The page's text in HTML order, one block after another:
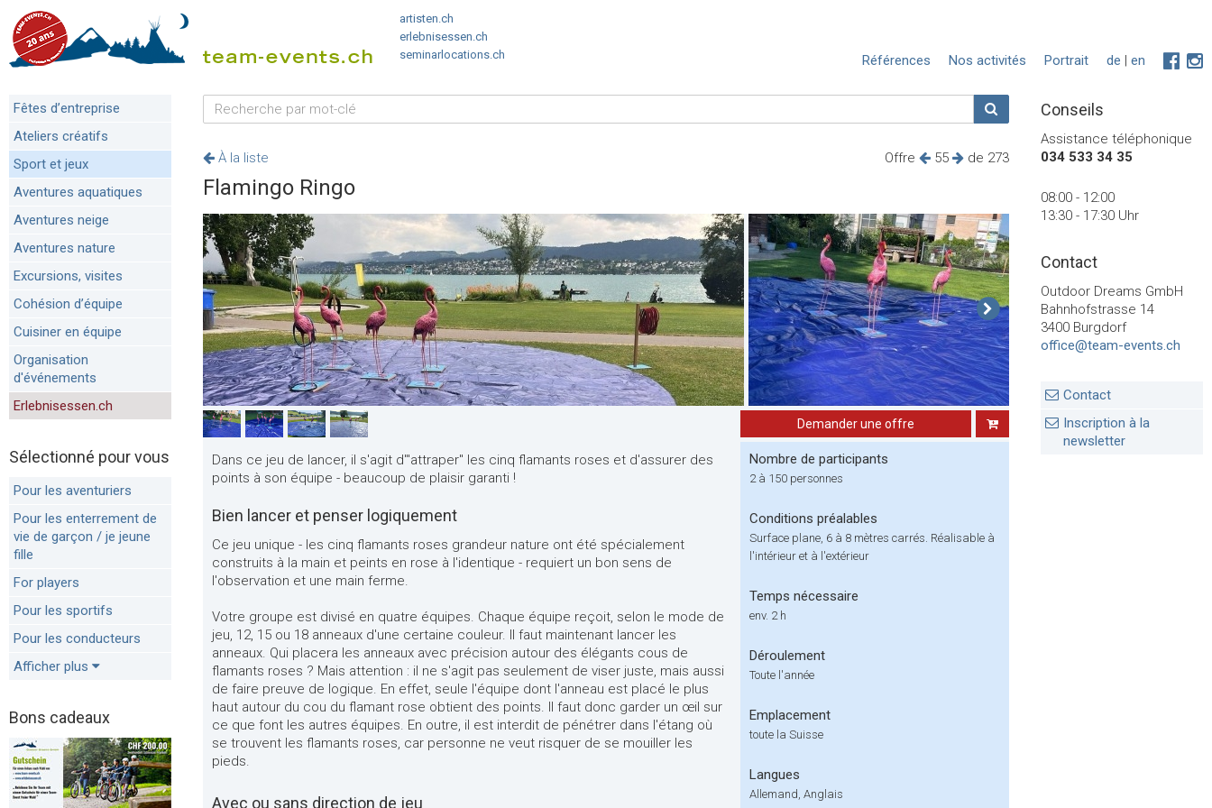
artisten.ch
erlebnisessen.ch
seminarlocations.ch
de | en
Portrait
Nos activités
Références
Fêtes d’entreprise
Ateliers créatifs
Sport et jeux
Aventures aquatiques
Aventures neige
Aventures nature
Excursions, visites
Cohésion d’équipe
Cuisiner en équipe
Organisation
d'événements
Erlebnisessen.ch
Sélectionné pour vous
Pour les aventuriers
Pour les enterrement de
vie de garçon / je jeune
fille
For players
Pour les sportifs
Pour les conducteurs
Afficher plus
Bons cadeaux
Offre 55 de 273
À la liste
Flamingo Ringo
Demander une offre
Dans ce jeu de lancer, il s'agit d'"attraper" les cinq flamants roses et d'assurer des
points à son équipe - beaucoup de plaisir garanti !
Bien lancer et penser logiquement
Ce jeu unique - les cinq flamants roses grandeur nature ont été spécialement
construits à la main et peints en rose à l'identique - requiert un bon sens de
l'observation et une main ferme.
Votre groupe est divisé en quatre équipes. Chaque équipe reçoit, selon le mode de
jeu, 12, 15 ou 18 anneaux d'une certaine couleur. Il faut maintenant lancer les
anneaux. Qui placera les anneaux avec précision autour des élégants cous de
flamants roses ? Mais attention : il ne s'agit pas seulement de viser juste, mais aussi
de faire preuve de logique. En effet, seule l'équipe dont l'anneau est placé le plus
haut autour du cou du flamant rose obtient des points. Il faut donc garder un œil sur
ce que font les autres équipes. En outre, il est interdit de pénétrer dans l'étang où
se trouvent les flamants roses, car personne ne veut risquer de se mouiller les
pieds.
Avec ou sans direction de jeu
Nombre de participants
2 à 150 personnes
Conditions préalables
Surface plane, 6 à 8 mètres carrés. Réalisable à
l'intérieur et à l'extérieur
Temps nécessaire
env. 2 h
Déroulement
Toute l'année
Emplacement
toute la Suisse
Langues
Allemand, Anglais
Conseils
Assistance téléphonique
034 533 34 35
08:00 - 12:00
13:30 - 17:30 Uhr
Contact
Outdoor Dreams GmbH
Bahnhofstrasse 14
3400 Burgdorf
office@team-events.ch
Contact
Inscription à la
newsletter